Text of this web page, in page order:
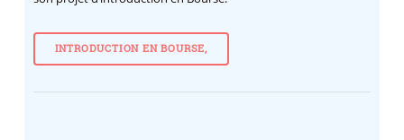
INTRODUCTION EN BOURSE,